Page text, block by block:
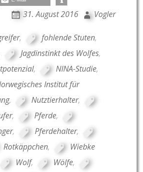
31. August 2016 Vogler
, fohlende Stuten,
Jagdinstinkt des Wolfes,
, NINA-Studie,
Institut für
, Nutztierhalter,
, Pferde,
, Pferdehalter,
Rotkäppchen,
Wiebke
Wolf, Wölfe,